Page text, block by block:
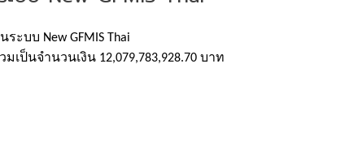
ะบบ New GFMIS Thai
มเป็นจำนวนเงิน 12,079,783,928.70 บาท